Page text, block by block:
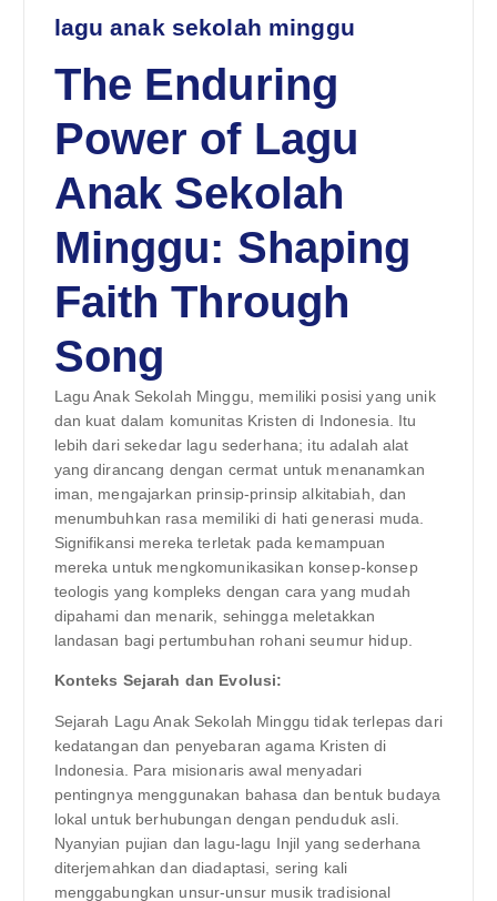
lagu anak sekolah minggu
The Enduring
Power of Lagu
Anak Sekolah
Minggu: Shaping
Faith Through
Song
Lagu Anak Sekolah Minggu, memiliki posisi yang unik
dan kuat dalam komunitas Kristen di Indonesia. Itu
lebih dari sekedar lagu sederhana; itu adalah alat
yang dirancang dengan cermat untuk menanamkan
iman, mengajarkan prinsip-prinsip alkitabiah, dan
menumbuhkan rasa memiliki di hati generasi muda.
Signifikansi mereka terletak pada kemampuan
mereka untuk mengkomunikasikan konsep-konsep
teologis yang kompleks dengan cara yang mudah
dipahami dan menarik, sehingga meletakkan
landasan bagi pertumbuhan rohani seumur hidup.
Konteks Sejarah dan Evolusi:
Sejarah Lagu Anak Sekolah Minggu tidak terlepas dari
kedatangan dan penyebaran agama Kristen di
Indonesia. Para misionaris awal menyadari
pentingnya menggunakan bahasa dan bentuk budaya
lokal untuk berhubungan dengan penduduk asli.
Nyanyian pujian dan lagu-lagu Injil yang sederhana
diterjemahkan dan diadaptasi, sering kali
menggabungkan unsur-unsur musik tradisional